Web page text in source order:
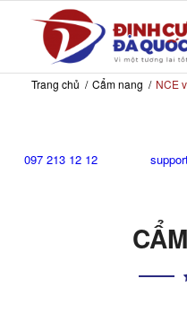
Trang chủ / Cẩm nang / NCE
097 213 12 12